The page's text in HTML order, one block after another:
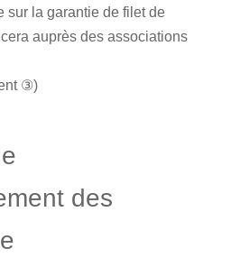
sur la garantie de filet de
auprès des associations
③)
des